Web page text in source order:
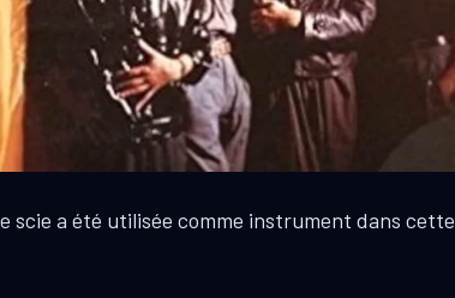
scie a été utilisée comme instrument dans cette